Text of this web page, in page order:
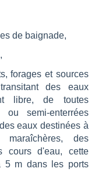
de baignade,
forages et sources
des eaux
libre, de toutes
ou semi-enterrées
eaux destinées à
maraîchères, des
cours d'eau, cette
5 m dans les ports